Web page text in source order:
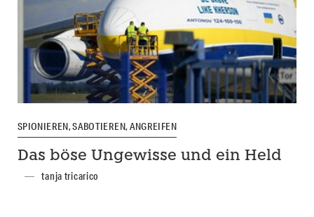
SPIONIEREN, SABOTIEREN, ANGREIFEN
Das böse Ungewisse und ein Held
tanja tricarico